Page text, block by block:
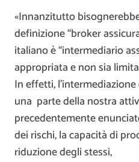
«Innanzitutto
definizione “broker
italiano è “intermediario
appropriata e non sia
In effetti,
una parte della nostra
precedentemente
dei rischi, la capacità di
riduzione degli stessi,